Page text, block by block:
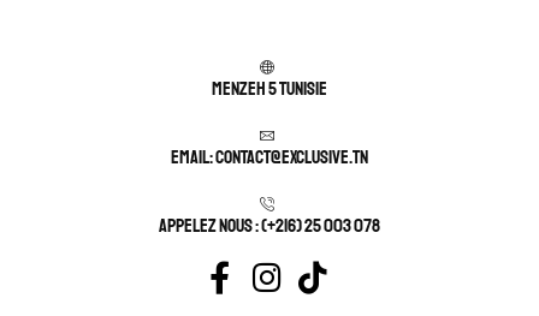
Menzeh 5 TUNISIE
Email: contact@exclusive.tn
APPELEZ NOUS : (+216) 25 003 078